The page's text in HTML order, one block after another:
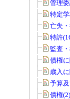
管理
特定
亡失
特許
監査
債権
歳入
予算
債権(2)